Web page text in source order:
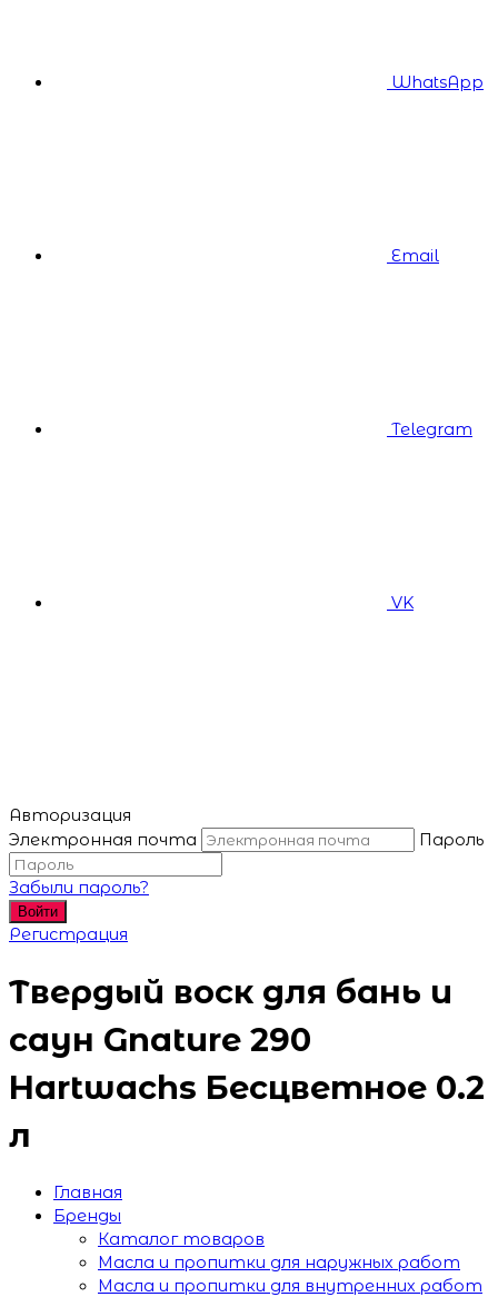
WhatsApp
Email
Telegram
VK
Авторизация
Электронная почта
Пароль
Забыли пароль?
Войти
Регистрация
Твердый воск для бань и
саун Gnature 290
Hartwachs Бесцветное 0.2
л
Главная
Бренды
Каталог товаров
Масла и пропитки для наружных работ
Масла и пропитки для внутренних работ